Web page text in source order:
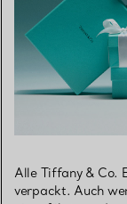
Alle Tiffany & Co.
verpackt. Auch